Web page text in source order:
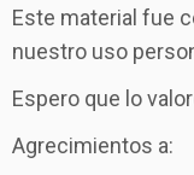
Agricultura
Biblioteca
Este material fue
nuestro uso
Espero que lo
Agrecimientos a: